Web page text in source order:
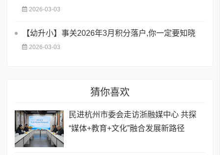
2026-03-03
【幼升小】事关2026年3月积分落户,你一定要知晓
2026-03-03
猜你喜欢
民进杭州市委会走访浙融媒中心 共探
“媒体+教育+文化”融合发展新路径